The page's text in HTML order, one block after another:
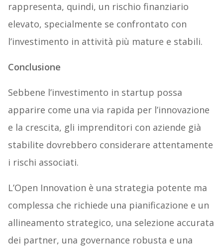
rappresenta, quindi, un rischio finanziario
elevato, specialmente se confrontato con
l’investimento in attività più mature e stabili.
Conclusione
Sebbene l’investimento in startup possa
apparire come una via rapida per l’innovazione
e la crescita, gli imprenditori con aziende già
stabilite dovrebbero considerare attentamente
i rischi associati.
L’Open Innovation è una strategia potente ma
complessa che richiede una pianificazione e un
allineamento strategico, una selezione accurata
dei partner, una governance robusta e una